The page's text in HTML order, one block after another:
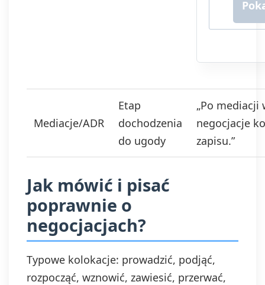
za
ofert.
danych
Masz
Mediacje/ADR
Etap
dochodzenia
do ugody
„Po mediacji
negocjacje
zapisu.”
Jak mówić i pisać
poprawnie o
negocjacjach?
Typowe kolokacje: prowadzić, podjąć,
rozpocząć, wznowić, zawiesić, przerwać,